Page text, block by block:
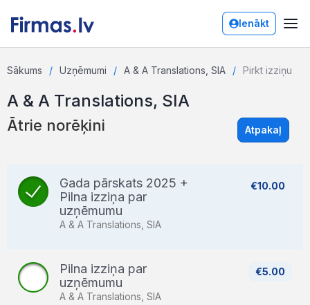
Ienākt
Sākums Uzņēmumi A & A Translations, SIA Pirkt izziņu
A & A Translations, SIA
Ātrie norēķini Atpakaļ
€10.00
Gada pārskats 2025 +
Pilna izziņa par
uzņēmumu
A & A Translations, SIA
€5.00
Pilna izziņa par
uzņēmumu
A & A Translations, SIA